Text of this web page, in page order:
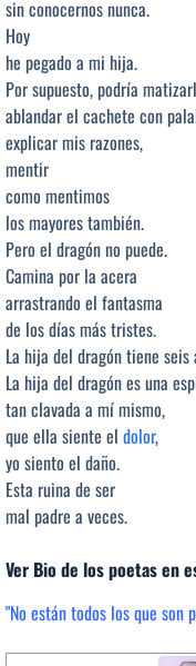
sin conocernos nunca.
Hoy
he pegado a mi hija.
Por supuesto, podría
ablandar el cachete con
explicar mis razones,
mentir
como mentimos
los mayores también.
Pero el dragón no puede.
Camina por la acera
arrastrando el fantasma
de los días más tristes.
La hija del dragón tiene seis
La hija del dragón es una
tan clavada a mí mismo,
que ella siente el dolor,
yo siento el daño.
Esta ruina de ser
mal padre a veces.
Ver Bio de los poetas en
"No están todos los que son